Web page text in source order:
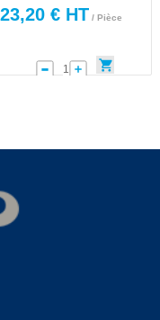
23,20 € HT / Pièce